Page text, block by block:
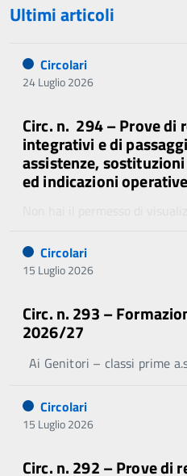
Ultimi articoli
Circolari
24 Luglio 2026
Circ. n. 294 – Prove di
integrativi e di
assistenze,
ed indicazioni
Circolari
15 Luglio 2026
Circ. n. 293 –
2026/27
Ai Genitori – classi prime
Circolari
15 Luglio 2026
Circ. n. 292 – Prove di